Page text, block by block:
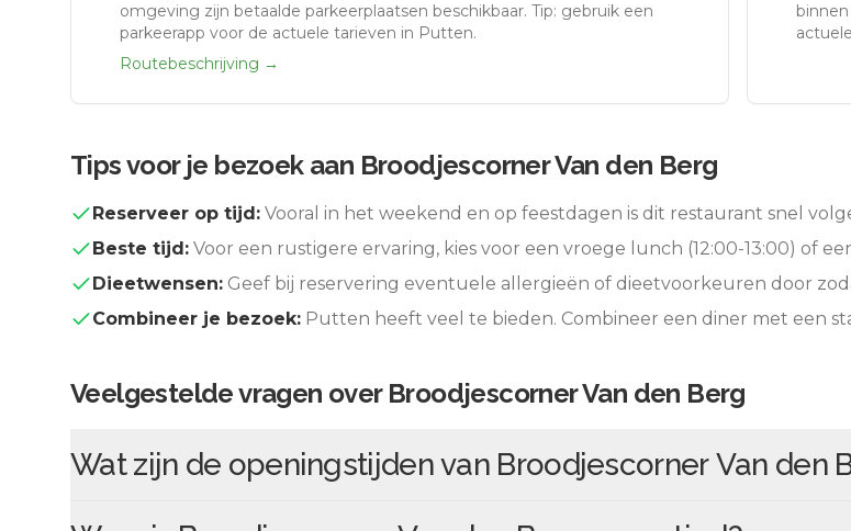
omgeving zijn betaalde parkeerplaatsen beschikbaar. Tip: gebruik een
parkeerapp voor de actuele tarieven in Putten.
Routebeschrijving →
Tips voor je bezoek aan Broodjescorner Van den Berg
Reserveer op tijd: Vooral in het weekend en op feestdagen is dit restaurant snel
Beste tijd: Voor een rustigere ervaring, kies voor een vroege lunch (12:00-13:00) of
Dieetwensen: Geef bij reservering eventuele allergieën of dieetvoorkeuren door
Combineer je bezoek: Putten heeft veel te bieden. Combineer een diner met een
Veelgestelde vragen over Broodjescorner Van den Berg
Wat zijn de openingstijden van Broodjescorner Van den